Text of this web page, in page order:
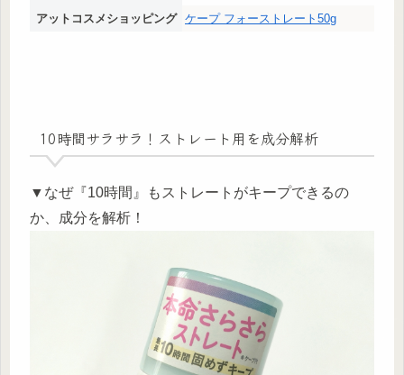
アットコスメショッピング
ケープ フォーストレート50g
10時間サラサラ！ストレート用を成分解析
▼なぜ『10時間』もストレートがキープできるの
か、成分を解析！